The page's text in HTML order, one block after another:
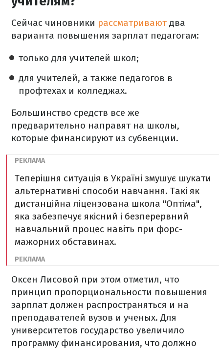
Сейчас чиновники рассматриваютдва
варианта повышения зарплат педагогам:
только для учителей школ;
для учителей, а также педагогов в
профтехах и колледжах.
Большинство средств все же
предварительно направят на школы,
которые финансируют из субвенции.
Теперішня ситуація в Україні змушує шукати
альтернативні способи навчання. Такі як
дистанційна ліцензована школа "Оптіма",
яка забезпечує якісний і безперервний
навчальний процес навіть при форс-
мажорних обставинах.
Оксен Лисовой при этом отметил, что
принцип пропорциональности повышения
зарплат должен распространяться и на
преподавателей вузов и ученых. Для
университетов государство увеличило
программу финансирования, что должно